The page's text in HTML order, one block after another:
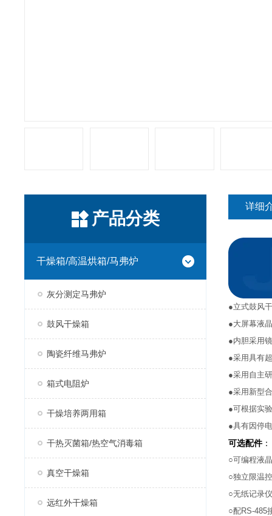
产品分类
干燥箱/高温烘箱/马弗炉
灰分测定马弗炉
鼓风干燥箱
陶瓷纤维马弗炉
箱式电阻炉
干燥培养两用箱
干热灭菌箱/热空气消毒箱
真空干燥箱
远红外干燥箱
详细
●立式鼓风
●大屏幕液
●内胆采用
●采用具有
●采用自主
●采用新型
●可根据实
●具有因停
可选配件
○可编程液
○独立限温
○无纸记录
○配RS-485